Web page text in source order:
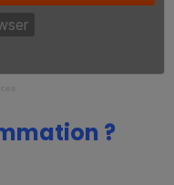
?